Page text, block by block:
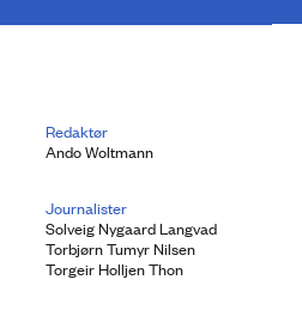
Redaktør
Ando Woltmann
Journalister
Solveig Nygaard Langvad
Torbjørn Tumyr Nilsen
Torgeir Holljen Thon